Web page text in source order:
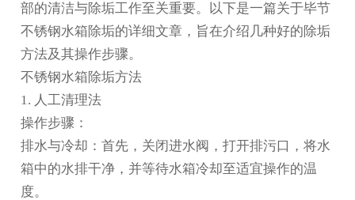
部的清洁与除垢工作至关重要。以下是一篇关于毕节
不锈钢水箱除垢的详细文章，旨在介绍几种好的除垢
方法及其操作步骤。
不锈钢水箱除垢方法
1. 人工清理法
操作步骤：
排水与冷却：首先，关闭进水阀，打开排污口，将水
箱中的水排干净，并等待水箱冷却至适宜操作的温
度。